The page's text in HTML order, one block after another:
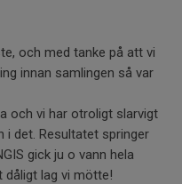
och med tanke på att vi
innan samlingen så var
och vi har otroligt slarvigt
i det. Resultatet springer
gick ju o vann hela
dåligt lag vi mötte!